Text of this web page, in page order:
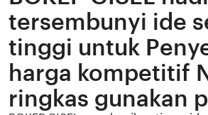
tersembunyi ide
tinggi untuk
harga kompetitif
ringkas gunakan